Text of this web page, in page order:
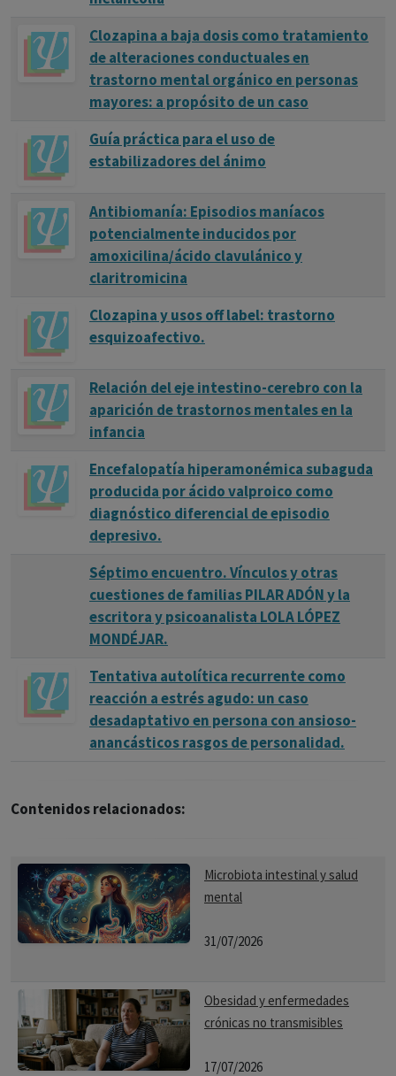
Clozapina a baja dosis como tratamiento
de alteraciones conductuales en
trastorno mental orgánico en personas
mayores: a propósito de un caso
Guía práctica para el uso de
estabilizadores del ánimo
Antibiomanía: Episodios maníacos
potencialmente inducidos por
amoxicilina/ácido clavulánico y
claritromicina
Clozapina y usos off label: trastorno
esquizoafectivo.
Relación del eje intestino-cerebro con la
aparición de trastornos mentales en la
infancia
Encefalopatía hiperamonémica subaguda
producida por ácido valproico como
diagnóstico diferencial de episodio
depresivo.
Séptimo encuentro. Vínculos y otras
cuestiones de familias PILAR ADÓN y la
escritora y psicoanalista LOLA LÓPEZ
MONDÉJAR.
Tentativa autolítica recurrente como
reacción a estrés agudo: un caso
desadaptativo en persona con ansioso-
anancásticos rasgos de personalidad.
Contenidos relacionados:
Microbiota intestinal y salud
mental
31/07/2026
Obesidad y enfermedades
crónicas no transmisibles
17/07/2026